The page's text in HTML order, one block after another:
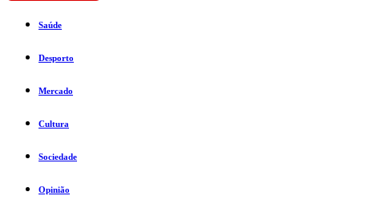
Saúde
Desporto
Mercado
Cultura
Sociedade
Opinião